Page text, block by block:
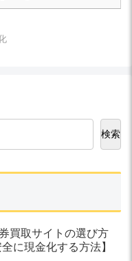
検索
買取サイトの選び方
に現金化する方法】